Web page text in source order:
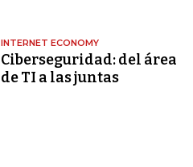
INTERNET ECONOMY
Ciberseguridad: del área
de TI a las juntas